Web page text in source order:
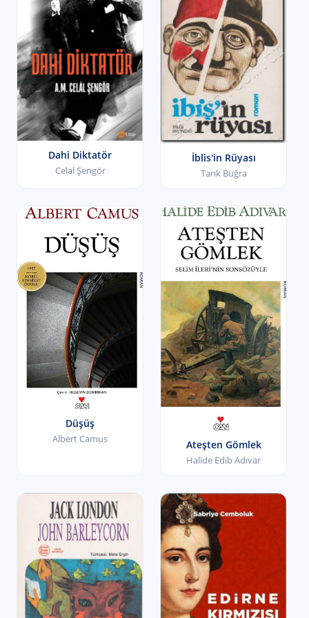
Dahi Diktatör
Celal Şengör
İblis'in Rüyası
Tarık Buğra
Düşüş
Albert Camus Ateşten Gömlek
Halide Edib Adıvar